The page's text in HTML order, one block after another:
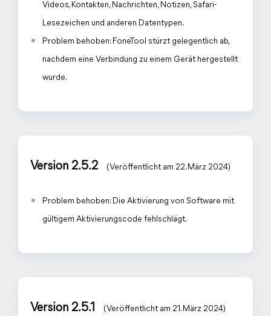
Videos, Kontakten, Nachrichten, Notizen, Safari-
Lesezeichen und anderen Datentypen.
Problem behoben: FoneTool stürzt gelegentlich ab,
nachdem eine Verbindung zu einem Gerät hergestellt
wurde.
Version 2.5.2 (Veröffentlicht am 22. März 2024)
Problem behoben: Die Aktivierung von Software mit
gültigem Aktivierungscode fehlschlägt.
Version 2.5.1 (Veröffentlicht am 21. März 2024)